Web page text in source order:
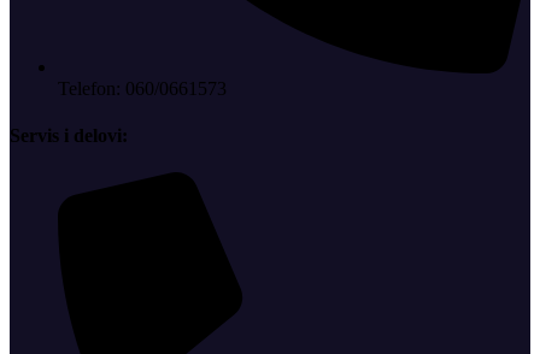
Telefon: 060/0661573
Servis i delovi: